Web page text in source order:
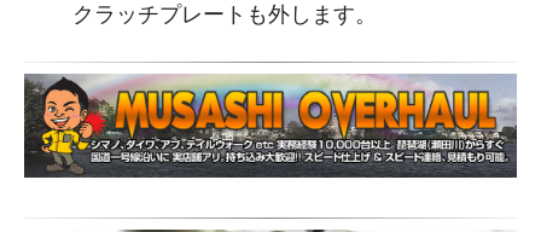
クラッチプレートも外します。